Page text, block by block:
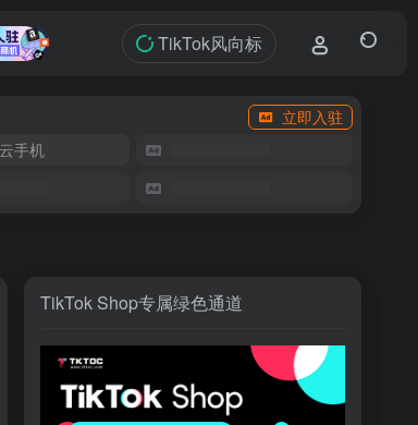
TikTok风向标
立即入驻
手机
TikTok Shop专属绿色通道